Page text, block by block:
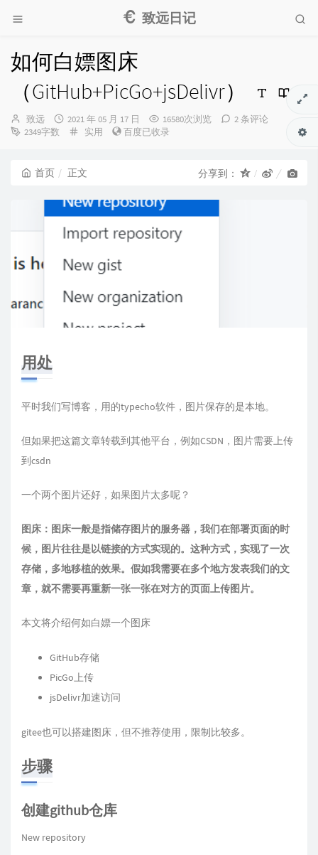
致远日记
如何白嫖图床
（GitHub+PicGo+jsDelivr）
博
主：
致远
发
布
2021 年 05 月 17 日 16580次浏览
2 条评论
2349字数
分
实用 百度已收录
首页 正文 分享到：
用处
平时我们写博客，用的typecho软件，图片保存的是本地。
但如果把这篇文章转载到其他平台，例如CSDN，图片需要上传
到csdn
一个两个图片还好，如果图片太多呢？
图床：图床一般是指储存图片的服务器，我们在部署页面的时
候，图片往往是以链接的方式实现的。这种方式，实现了一次
存储，多地移植的效果。假如我需要在多个地方发表我们的文
章，就不需要再重新一张一张在对方的页面上传图片。
本文将介绍何如白嫖一个图床
GitHub存储
PicGo上传
jsDelivr加速访问
gitee也可以搭建图床，但不推荐使用，限制比较多。
步骤
创建github仓库
New repository